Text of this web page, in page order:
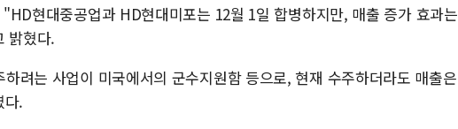
현대중공업과 HD현대미포는 12월 1일 합병하지만, 매출 증가 효과는
밝혔다.
려는 사업이 미국에서의 군수지원함 등으로, 현재 수주하더라도 매출은
다.